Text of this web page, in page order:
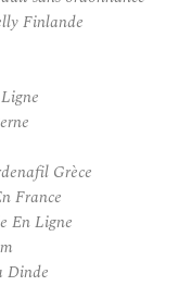
Finlande
Grèce
France
En Ligne
Dinde